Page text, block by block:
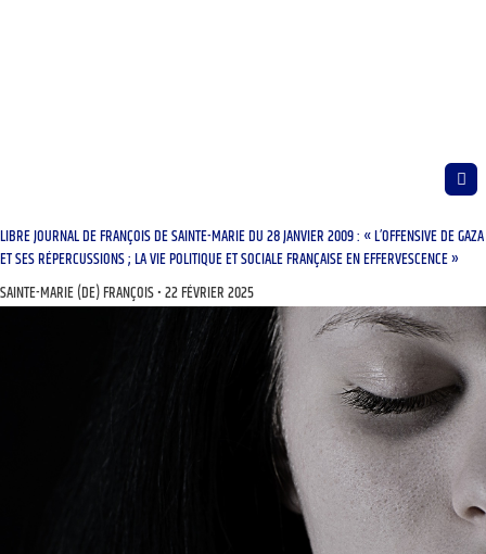
LIBRE JOURNAL DE FRANÇOIS DE SAINTE-MARIE DU 28 JANVIER 2009 : « L’OFFENSIVE DE GAZA
ET SES RÉPERCUSSIONS ; LA VIE POLITIQUE ET SOCIALE FRANÇAISE EN EFFERVESCENCE »
SAINTE-MARIE (DE) FRANÇOIS 22 FÉVRIER 2025